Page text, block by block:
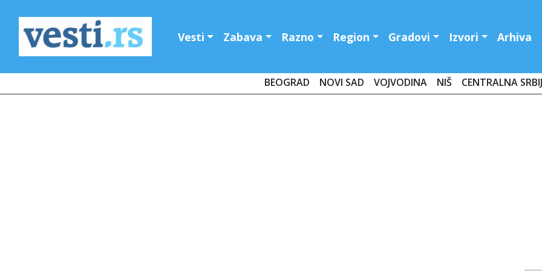
Vesti Zabava Razno Region Gradovi Izvori Arhiva
BEOGRAD NOVI SAD VOJVODINA NIŠ CENTRALNA